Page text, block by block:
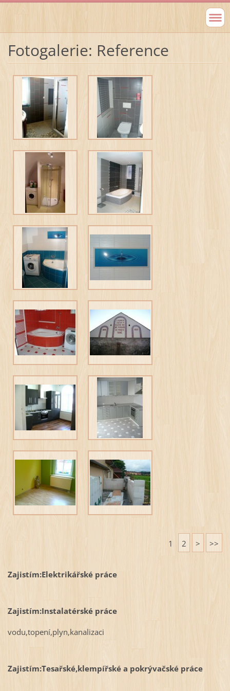
Fotogalerie: Reference
1 2 > >>
Zajistím:Elektrikářské práce
Zajistím:Instalatérské práce
vodu,topení,plyn,kanalizaci
Zajistím:Tesařské,klempířské a pokrývačské práce